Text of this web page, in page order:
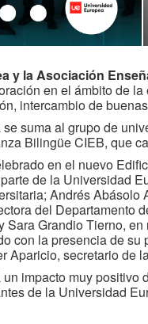
y la Asociación
en el ámbito de
intercambio de
suma al grupo de
Bilingüe CIEB, que
en el nuevo
de la Universidad
Andrés
del Departamento
Sara Grandio Tierno,
con la presencia de
Aparicio, secretario de
impacto muy
de la Universidad